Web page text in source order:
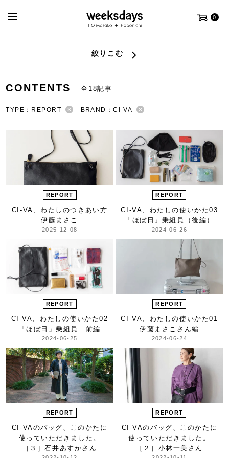
0
絞りこむ
CONTENTS 全18記事
TYPE：REPORT BRAND：CI-VA
REPORT
CI-VA、わたしのつきあい方
伊藤まさこ
2025-12-08
REPORT
CI-VA、わたしの使いかた03
「ほぼ日」乗組員（後編）
2024-06-26
REPORT
CI-VA、わたしの使いかた02
「ほぼ日」乗組員 前編
2024-06-25
REPORT
CI-VA、わたしの使いかた01
伊藤まさこさん編
2024-06-24
REPORT
CI-VAのバッグ、
このかたに
使っていただきました。
［３］石井あすかさん
REPORT
CI-VAのバッグ、
このかたに
使っていただきました。
［２］小林一美さん